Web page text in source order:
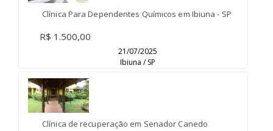
Clínica Para Dependentes Químicos em Ibiuna - SP
R$ 1.500,00
21/07/2025
Ibiuna / SP
Clínica de recuperação em Senador Canedo